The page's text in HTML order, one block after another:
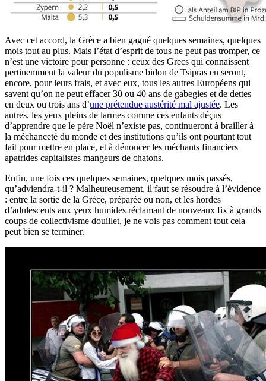
Avec cet accord, la Grèce a bien gagné quelques semaines, quelques
mois tout au plus. Mais l’état d’esprit de tous ne peut pas tromper, ce
n’est une victoire pour personne : ceux des Grecs qui connaissent
pertinemment la valeur du populisme bidon de Tsipras en seront,
encore, pour leurs frais, et avec eux, tous les autres Européens qui
savent qu’on ne peut effacer 30 ou 40 ans de gabegies et de dettes
en deux ou trois ans d’une prétendue austérité mal ajustée. Les
autres, les yeux pleins de larmes comme ces enfants déçus
d’apprendre que le père Noël n’existe pas, continueront à brailler à
la méchanceté du monde et des institutions qu’ils ont pourtant tout
fait pour mettre en place, et à dénoncer les méchants financiers
apatrides capitalistes mangeurs de chatons.
Enfin, une fois ces quelques semaines, quelques mois passés,
qu’adviendra-t-il ? Malheureusement, il faut se résoudre à l’évidence
: entre la sortie de la Grèce, préparée ou non, et les hordes
d’adulescents aux yeux humides réclamant de nouveaux fix à grands
coups de collectivisme douillet, je ne vois pas comment tout cela
peut bien se terminer.